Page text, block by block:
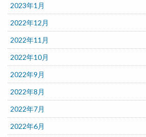
2023年1月
2022年12月
2022年11月
2022年10月
2022年9月
2022年8月
2022年7月
2022年6月